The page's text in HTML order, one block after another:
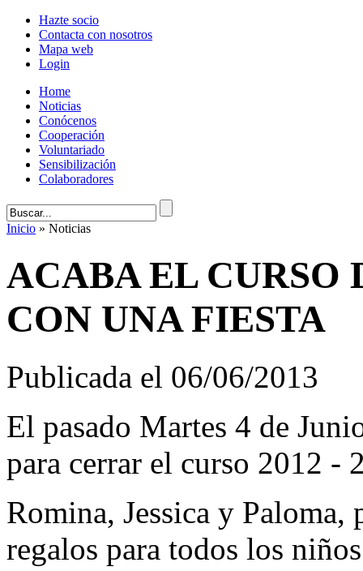
Hazte socio
Contacta con nosotros
Mapa web
Login
Home
Noticias
Conócenos
Cooperación
Voluntariado
Sensibilización
Colaboradores
Inicio » Noticias
ACABA EL CURSO
CON UNA FIESTA
Publicada el 06/06/2013
El pasado Martes 4 de
para cerrar el curso 2012 -
Romina, Jessica y Paloma,
regalos para todos los